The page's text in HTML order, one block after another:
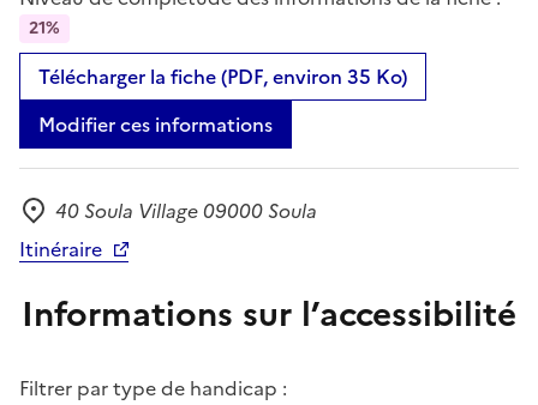
21%
Télécharger la fiche (PDF, environ 35 Ko)
Modifier ces informations
Adresse
40 Soula Village 09000 Soula
Itinéraire
Informations sur l’accessibilité
Filtrer par type de handicap :